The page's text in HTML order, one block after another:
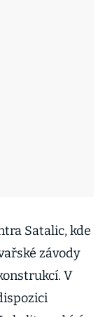
Satalic, kde
závody
V